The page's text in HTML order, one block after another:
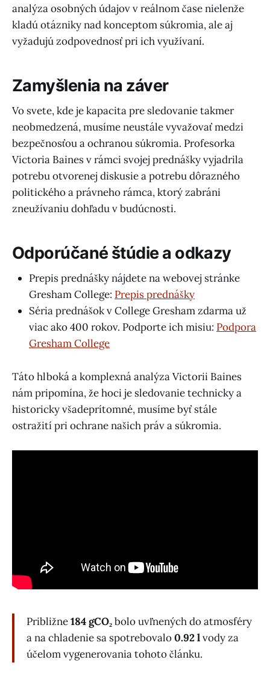
analýza osobných údajov v reálnom čase nielenže
kladú otázniky nad konceptom súkromia, ale aj
vyžadujú zodpovednosť pri ich využívaní.
Zamyšlenia na záver
Vo svete, kde je kapacita pre sledovanie takmer
neobmedzená, musíme neustále vyvažovať medzi
bezpečnosťou a ochranou súkromia. Profesorka
Victoria Baines v rámci svojej prednášky vyjadrila
potrebu otvorenej diskusie a potrebu dôrazného
politického a právneho rámca, ktorý zabráni
zneužívaniu dohľadu v budúcnosti.
Odporúčané štúdie a odkazy
Prepis prednášky nájdete na webovej stránke
Gresham College: Prepis prednášky
Séria prednášok v College Gresham zdarma už
viac ako 400 rokov. Podporte ich misiu: Podpora
Gresham College
Táto hlboká a komplexná analýza Victorii Baines
nám pripomína, že hoci je sledovanie technicky a
historicky všadeprítomné, musíme byť stále
ostražití pri ochrane našich práv a súkromia.
Približne184 gCO₂bolo uvľnených do atmosféry
a na chladenie sa spotrebovalo0.92 lvody za
účelom vygenerovania tohoto článku.